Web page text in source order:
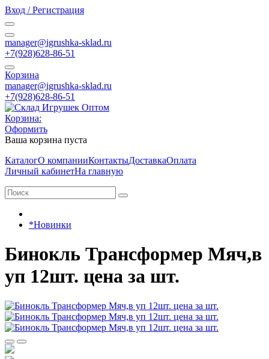
Вход / Регистрация
manager@igrushka-sklad.ru
+7(928)628-86-51
Корзина
manager@igrushka-sklad.ru
+7(928)628-86-51
Корзина:
Оформить
Ваша корзина пуста
КаталогО компанииКонтактыДоставкаОплата
Личный кабинетНа главную
*Новинки
Бинокль Трансформер Мяч,в
уп 12шт. цена за шт.